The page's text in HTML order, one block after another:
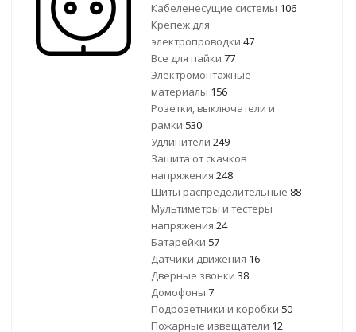
Кабеленесущие системы 106
Крепеж для
электропроводки 47
Все для пайки 77
Электромонтажные
материалы 156
Розетки, выключатели и
рамки 530
Удлинители 249
Защита от скачков
напряжения 248
Щиты распределительные 88
Мультиметры и тестеры
напряжения 24
Батарейки 57
Датчики движения 16
Дверные звонки 38
Домофоны 7
Подрозетники и коробки 50
Пожарные извещатели 12